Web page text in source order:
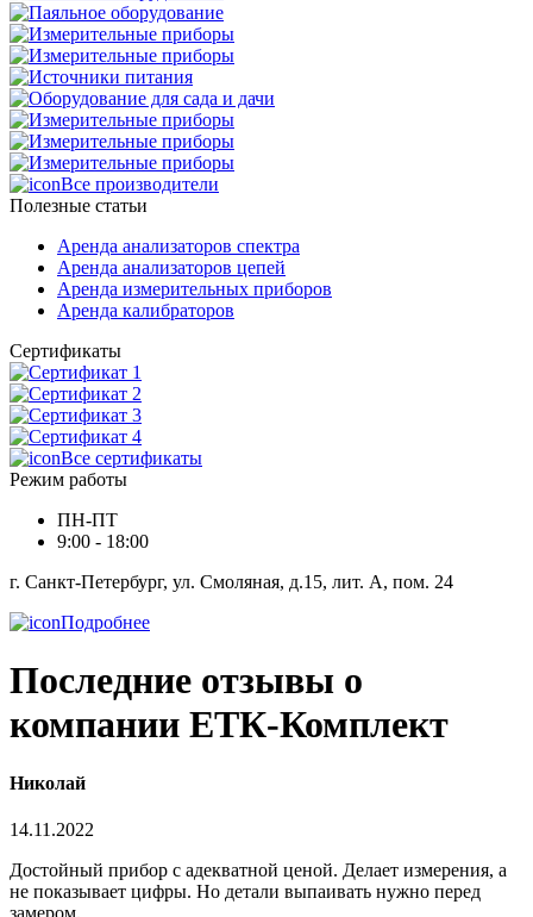
Все производители
Полезные статьи
Аренда анализаторов спектра
Аренда анализаторов цепей
Аренда измерительных приборов
Аренда калибраторов
Сертификаты
Все сертификаты
Режим работы
ПН-ПТ
9:00 - 18:00
г. Санкт-Петербург, ул. Смоляная, д.15, лит. А, пом. 24
Подробнее
Последние отзывы о
компании ЕТК-Комплект
Николай
14.11.2022
Достойный прибор с адекватной ценой. Делает измерения, а
не показывает цифры. Но детали выпаивать нужно перед